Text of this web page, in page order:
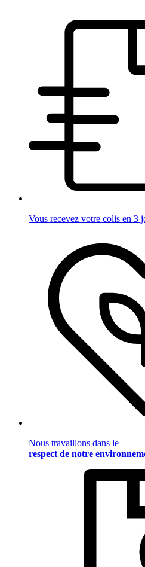
Vous recevez votre colis en 3
Nous travaillons dans le
respect de notre